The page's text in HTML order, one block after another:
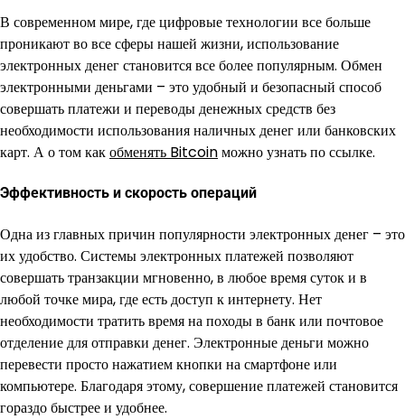
В современном мире, где цифровые технологии все больше
проникают во все сферы нашей жизни, использование
электронных денег становится все более популярным. Обмен
электронными деньгами – это удобный и безопасный способ
совершать платежи и переводы денежных средств без
необходимости использования наличных денег или банковских
карт. А о том какобменять Bitcoinможно узнать по ссылке.
Эффективность и скорость операций
Одна из главных причин популярности электронных денег – это
их удобство. Системы электронных платежей позволяют
совершать транзакции мгновенно, в любое время суток и в
любой точке мира, где есть доступ к интернету. Нет
необходимости тратить время на походы в банк или почтовое
отделение для отправки денег. Электронные деньги можно
перевести просто нажатием кнопки на смартфоне или
компьютере. Благодаря этому, совершение платежей становится
гораздо быстрее и удобнее.